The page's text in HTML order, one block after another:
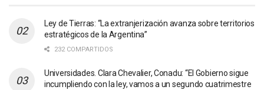
Ley de Tierras: “La extranjerización avanza sobre territorios
estratégicos de la Argentina”
232 COMPARTIDOS
Universidades. Clara Chevalier, Conadu: “El Gobierno sigue
incumpliendo con la ley, vamos a un segundo cuatrimestre